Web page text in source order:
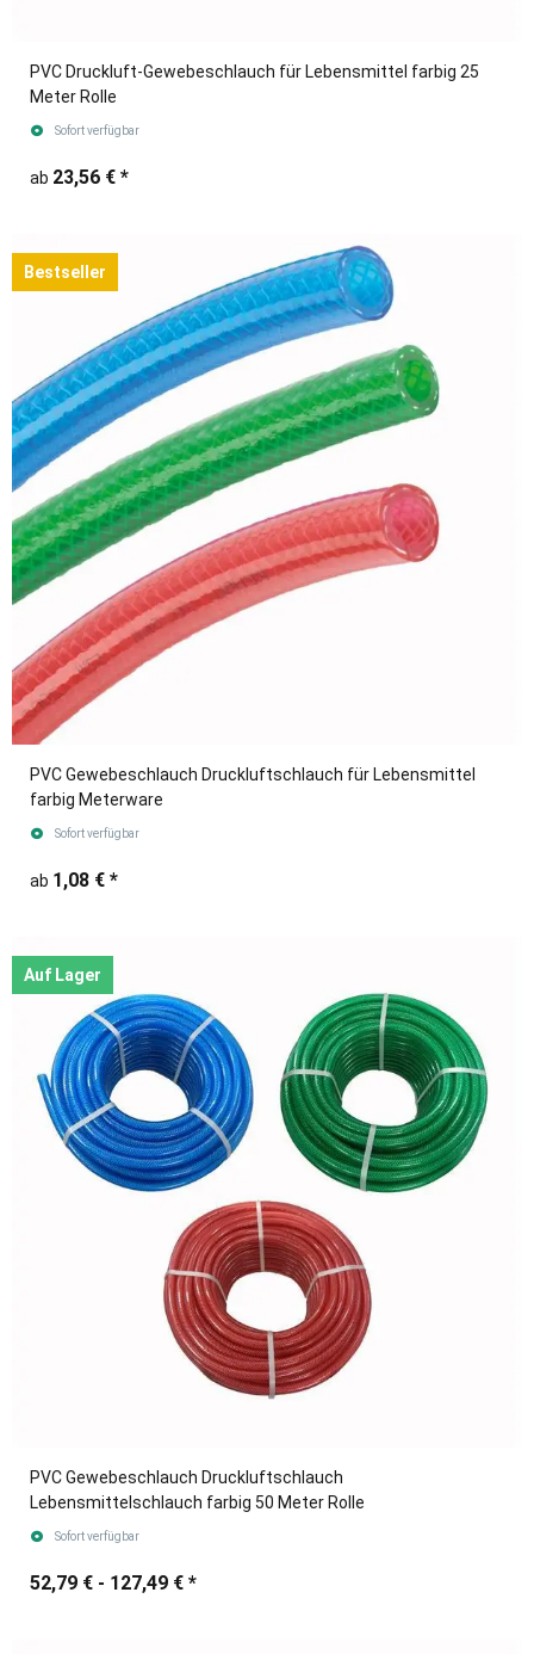
PVC Druckluft-Gewebeschlauch für Lebensmittel farbig 25
Meter Rolle
Sofort verfügbar
ab 23,56 € *
Bestseller
PVC Gewebeschlauch Druckluftschlauch für Lebensmittel
farbig Meterware
Sofort verfügbar
ab 1,08 € *
Auf Lager
PVC Gewebeschlauch Druckluftschlauch
Lebensmittelschlauch farbig 50 Meter Rolle
Sofort verfügbar
52,79 € - 127,49 € *